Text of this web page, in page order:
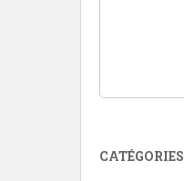
CATÉGORIES